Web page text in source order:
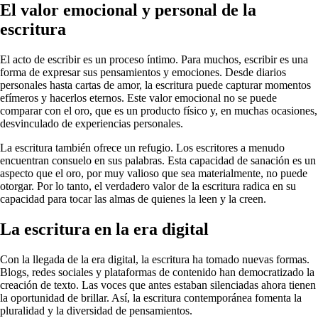
El valor emocional y personal de la
escritura
El acto de escribir es un proceso íntimo. Para muchos, escribir es una
forma de expresar sus pensamientos y emociones. Desde diarios
personales hasta cartas de amor, la escritura puede capturar momentos
efímeros y hacerlos eternos. Este valor emocional no se puede
comparar con el oro, que es un producto físico y, en muchas ocasiones,
desvinculado de experiencias personales.
La escritura también ofrece un refugio. Los escritores a menudo
encuentran consuelo en sus palabras. Esta capacidad de sanación es un
aspecto que el oro, por muy valioso que sea materialmente, no puede
otorgar. Por lo tanto, el verdadero valor de la escritura radica en su
capacidad para tocar las almas de quienes la leen y la creen.
La escritura en la era digital
Con la llegada de la era digital, la escritura ha tomado nuevas formas.
Blogs, redes sociales y plataformas de contenido han democratizado la
creación de texto. Las voces que antes estaban silenciadas ahora tienen
la oportunidad de brillar. Así, la escritura contemporánea fomenta la
pluralidad y la diversidad de pensamientos.